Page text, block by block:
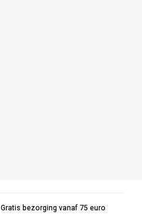
Gratis bezorging vanaf 75 euro